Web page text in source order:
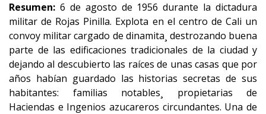
Resumen: 6 de agosto de 1956 durante la dictadura
militar de Rojas Pinilla. Explota en el centro de Cali un
convoy militar cargado de dinamita¸ destrozando buena
parte de las edificaciones tradicionales de la ciudad y
dejando al descubierto las raíces de unas casas que por
años habían guardado las historias secretas de sus
habitantes: familias notables¸ propietarias de
Haciendas e Ingenios azucareros circundantes. Una de